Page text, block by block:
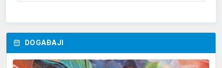
DOGAĐAJI